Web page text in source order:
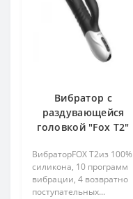
Вибратор с
раздувающейся
головкой "Fox T2"
ВибраторFOX T2из 100%
силикона, 10 программ
вибрации, 4 возвратно
поступательных...